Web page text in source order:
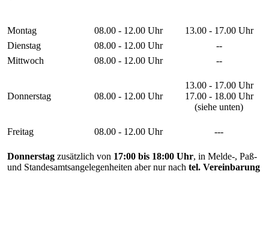
Montag 08.00 - 12.00 Uhr
13.00 - 17.00 Uhr
Dienstag
08.00 - 12.00 Uhr
--
Mittwoch
08.00 - 12.00 Uhr --
Donnerstag 08.00 - 12.00 Uhr
13.00 - 17.00 Uhr
17.00 - 18.00 Uhr
(siehe unten)
Freitag 08.00 - 12.00 Uhr ---
Donnerstag zusätzlich von 17:00 bis 18:00 Uhr, in Melde-, Paß-
und Standesamtsangelegenheiten aber nur nach tel. Vereinbarung